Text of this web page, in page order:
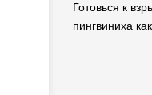
Готовься к
пингвиниха